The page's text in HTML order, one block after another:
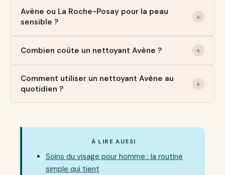
Avène ou La Roche-Posay pour la peau
sensible ?
Combien coûte un nettoyant Avène ?
Comment utiliser un nettoyant Avène au
quotidien ?
À LIRE AUSSI
Soins du visage pour homme : la routine
simple qui tient